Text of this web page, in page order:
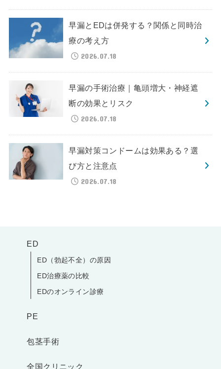
早漏とEDは併発する？関係と同時治
療の考え方
2026.07.18
早漏の手術治療｜亀頭増大・神経遮
断の効果とリスク
2026.07.18
早漏対策コンドームは効果ある？選
び方と注意点
2026.07.18
ED
ED（勃起不全）の原因
ED治療薬の比較
EDのオンライン診療
PE
包茎手術
全国クリニック